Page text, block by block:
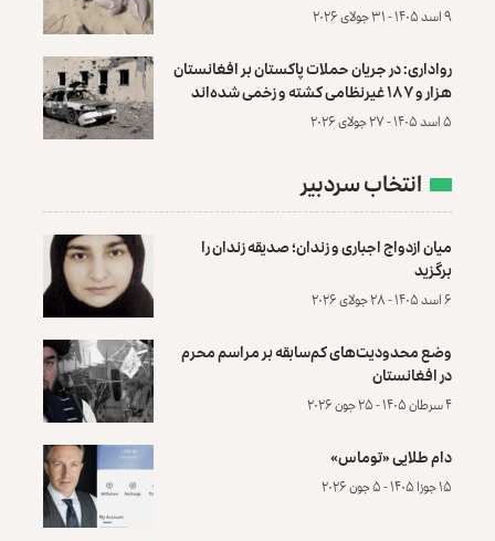
۹ اسد ۱۴۰۵ - ۳۱ جولای ۲۰۲۶
رواداری: در جریان حملات پاکستان بر افغانستان
هزار و ۱۸۷ غیرنظامی کشته و زخمی شده‌اند
۵ اسد ۱۴۰۵ - ۲۷ جولای ۲۰۲۶
انتخاب سردبیر
میان ازدواج اجباری و زندان؛ صدیقه زندان را
برگزید
۶ اسد ۱۴۰۵ - ۲۸ جولای ۲۰۲۶
وضع محدودیت‌های کم‌سابقه بر مراسم محرم
در افغانستان
۴ سرطان ۱۴۰۵ - ۲۵ جون ۲۰۲۶
دام طلایی «توماس»
۱۵ جوزا ۱۴۰۵ - ۵ جون ۲۰۲۶